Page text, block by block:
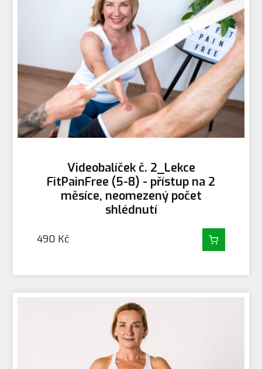
Videobalíček č. 2_Lekce
FitPainFree (5-8) - přístup na 2
měsíce, neomezený počet
shlédnutí
490 Kč